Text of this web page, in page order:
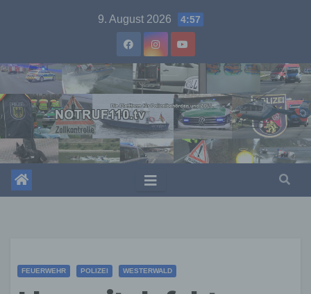
9. August 2026 4:57
FEUERWEHR POLIZEI WESTERWALD